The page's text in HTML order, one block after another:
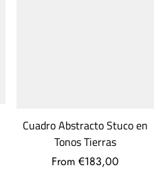
Cuadro Abstracto Stuco en
Tonos Tierras
From €183,00